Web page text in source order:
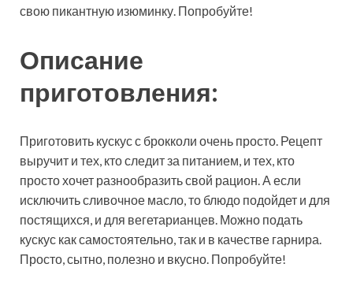
свою пикантную изюминку. Попробуйте!
Описание
приготовления:
Приготовить кускус с брокколи очень просто. Рецепт
выручит и тех, кто следит за питанием, и тех, кто
просто хочет разнообразить свой рацион. А если
исключить сливочное масло, то блюдо подойдет и для
постящихся, и для вегетарианцев. Можно подать
кускус как самостоятельно, так и в качестве гарнира.
Просто, сытно, полезно и вкусно. Попробуйте!